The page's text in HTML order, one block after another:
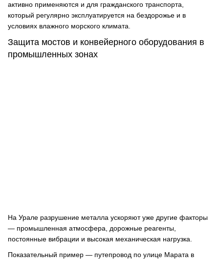
активно применяются и для гражданского транспорта,
который регулярно эксплуатируется на бездорожье и в
условиях влажного морского климата.
Защита мостов и конвейерного оборудования в
промышленных зонах
На Урале разрушение металла ускоряют уже другие факторы
— промышленная атмосфера, дорожные реагенты,
постоянные вибрации и высокая механическая нагрузка.
Показательный пример — путепровод по улице Марата в